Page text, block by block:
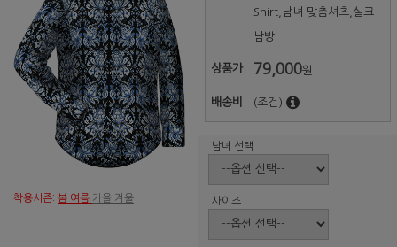
착용시즌: 봄 여름 가을 겨울
Shirt,남녀 맞춤셔츠,실크
남방
상품가 79,000원
배송비 (조건)
남녀 선택
사이즈